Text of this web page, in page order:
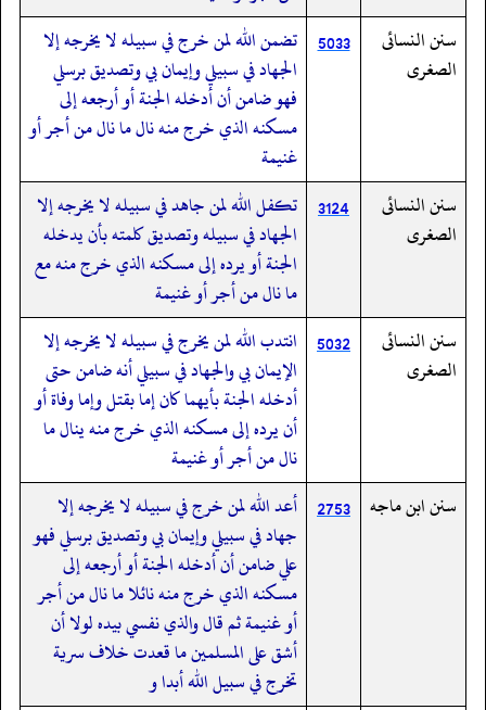
سنن النسائى
الصغرى
5033 تضمن الله لمن خرج في سبيله لا يخرجه إلا
الجهاد في سبيلي وإيمان بي وتصديق برسلي
فهو ضامن أن أدخله الجنة أو أرجعه إلى
مسكنه الذي خرج منه نال ما نال من أجر أو
غنيمة
سنن النسائى
الصغرى
3124 تكفل الله لمن جاهد في سبيله لا يخرجه إلا
الجهاد في سبيله وتصديق كلمته بأن يدخله
الجنة أو يرده إلى مسكنه الذي خرج منه مع
ما نال من أجر أو غنيمة
سنن النسائى
الصغرى
5032 انتدب الله لمن يخرج في سبيله لا يخرجه إلا
الإيمان بي والجهاد في سبيلي أنه ضامن حتى
أدخله الجنة بأيهما كان إما بقتل وإما وفاة أو
أن يرده إلى مسكنه الذي خرج منه ينال ما
نال من أجر أو غنيمة
سنن ابن ماجه 2753 أعد الله لمن خرج في سبيله لا يخرجه إلا
جهاد في سبيلي وإيمان بي وتصديق برسلي فهو
علي ضامن أن أدخله الجنة أو أرجعه إلى
مسكنه الذي خرج منه نائلا ما نال من أجر
أو غنيمة ثم قال والذي نفسي بيده لولا أن
أشق على المسلمين ما قعدت خلاف سرية
تخرج في سبيل الله أبدا و